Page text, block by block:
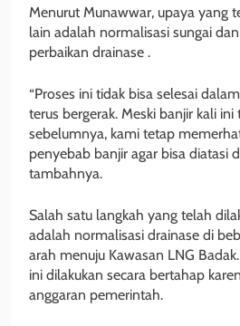
Menurut Munawwar, upaya yang
lain adalah normalisasi sungai
perbaikan drainase .
“Proses ini tidak bisa selesai
terus bergerak. Meski banjir kali ini
sebelumnya, kami tetap
penyebab banjir agar bisa diatasi
tambahnya.
Salah satu langkah yang telah
adalah normalisasi drainase di
arah menuju Kawasan LNG
ini dilakukan secara bertahap
anggaran pemerintah.